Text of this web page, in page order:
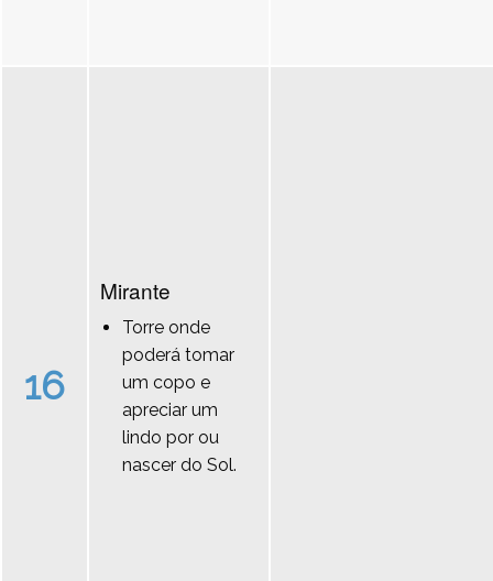
16
Mirante
Torre onde
poderá tomar
um copo e
apreciar um
lindo por ou
nascer do Sol.